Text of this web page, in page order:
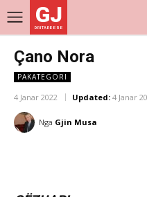
GJ
DRITARE E RE
Çano Nora
PAKATEGORI
4 Janar 2022 Updated: 4 Janar
Nga Gjin Musa